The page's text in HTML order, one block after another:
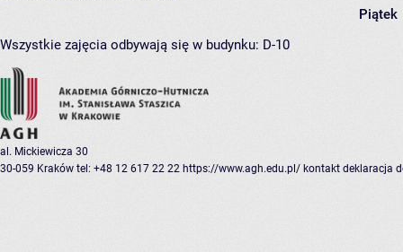
Piątek
Wszystkie zajęcia odbywają się w budynku: D-10
al. Mickiewicza 30
30-059 Kraków tel: +48 12 617 22 22 https://www.agh.edu.pl/ kontakt deklaracja